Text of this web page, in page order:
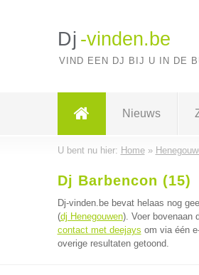
Dj -vinden.be
VIND EEN DJ BIJ U IN DE
Nieuws
U bent nu hier: Home»
Dj Barbencon (15)
Dj-vinden.be bevat helaas nog
(dj Henegouwen). Voer bovenaan
contact met deejays om via één
overige resultaten getoond.